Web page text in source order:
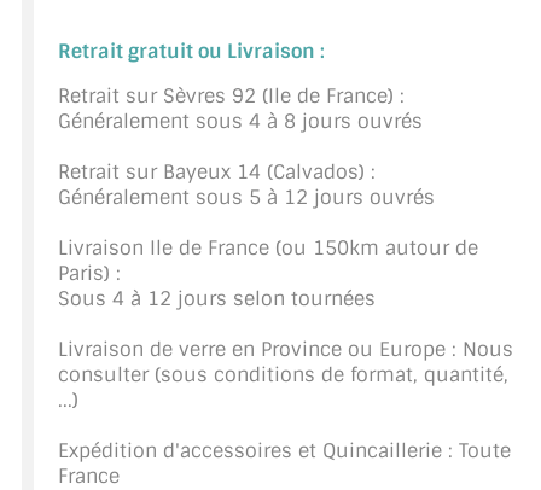
LE CATALOGUE ACCESSOIRES
(STROMBINOSCOPE)
ACCESSOIRES EN PROMOTIONS
EXEMPLES, RÉALISATIONS, INSPIRATIONS
COMMENT COUPER DU VERRE ?
A PROPOS DE LA LIVRAISON
COMPTE PRO
Retrait gratuit ou Livraison :
Retrait sur Sèvres 92 (Ile de France) :
Généralement sous 4 à 8 jours ouvrés
Retrait sur Bayeux 14 (Calvados) :
Généralement sous 5 à 12 jours ouvrés
Livraison Ile de France (ou 150km autour de
Paris) :
Sous 4 à 12 jours selon tournées
Livraison de verre en Province ou Europe : Nous
consulter (sous conditions de format, quantité,
...)
Expédition d'accessoires et Quincaillerie : Toute
France